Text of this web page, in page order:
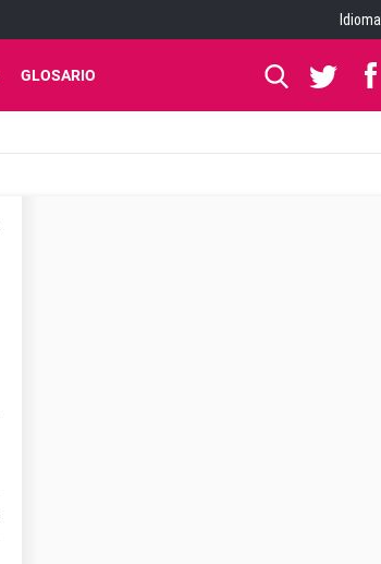
Idioma
GLOSARIO